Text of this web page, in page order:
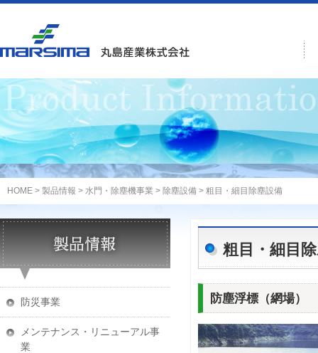
HOME > 製品情報 > 水門・除塵機事業 > 除塵設備 > 粗目・細目除塵設備
粗目・細目
防塵浮標（網場）
防災事業
メンテナンス・リニューアル事
業